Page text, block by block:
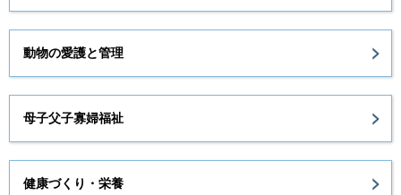
動物の愛護と管理
母子父子寡婦福祉
健康づくり・栄養